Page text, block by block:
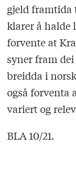
gjeld framtida
klarer å halde
forvente at
syner fram
breidda i
også forventa
variert og
BLA 10/21.